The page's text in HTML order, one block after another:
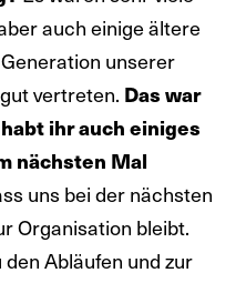
auch einige ältere
unserer
vertreten. Das war
ihr auch einiges
nächsten Mal
uns bei der nächsten
Organisation bleibt.
Abläufen und zur